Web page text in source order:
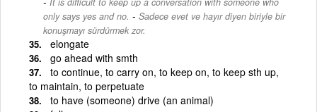
only says yes and no. - Sadece evet ve hayır diyen biriyle bir
konuşmayı sürdürmek zor.
elongate
go ahead with smth
to continue, to carry on, to keep on, to keep sth up,
to maintain, to perpetuate
to have (someone) drive (an animal)